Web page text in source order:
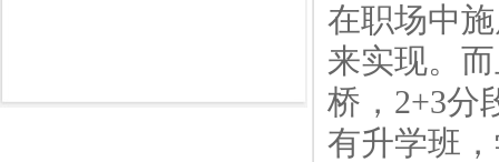
在职场中
来实现。
桥，2+3分
有升学班